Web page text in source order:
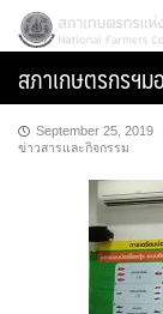
Skip
content
สภาเกษตรกรแห่
สภาเกษตรกรฯม
September 25, 2019
ข่าวสารและกิจกรรม